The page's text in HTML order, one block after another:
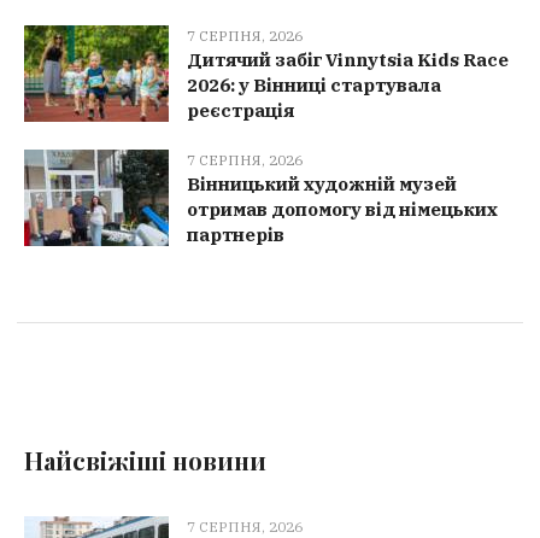
7 СЕРПНЯ, 2026
Дитячий забіг Vinnytsia Kids Race
2026: у Вінниці стартувала
реєстрація
7 СЕРПНЯ, 2026
Вінницький художній музей
отримав допомогу від німецьких
партнерів
Найсвіжіші новини
7 СЕРПНЯ, 2026